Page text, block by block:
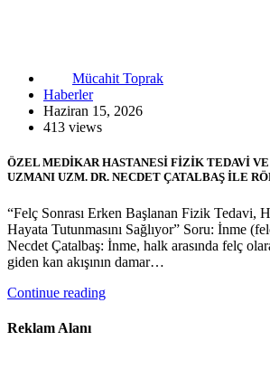
Mücahit Toprak
Haberler
Haziran 15, 2026
413 views
ÖZEL MEDİKAR HASTANESİ FİZİK TEDAVİ
UZMANI UZM. DR. NECDET ÇATALBAŞ İLE
“Felç Sonrası Erken Başlanan Fizik Tedavi,
Hayata Tutunmasını Sağlıyor” Soru: İnme
Necdet Çatalbaş: İnme, halk arasında felç
giden kan akışının damar…
Continue reading
Reklam Alanı